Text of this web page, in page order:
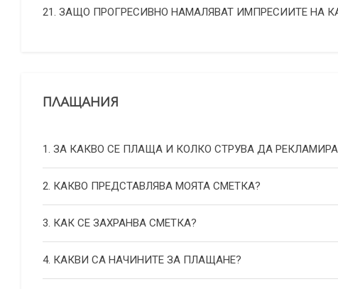
21. ЗАЩО ПРОГРЕСИВНО НАМАЛЯВАТ ИМПРЕСИИТЕ НА
ПЛАЩАНИЯ
1. ЗА КАКВО СЕ ПЛАЩА И КОЛКО СТРУВА ДА РЕКЛАМИРАМ
2. КАКВО ПРЕДСТАВЛЯВА МОЯТА СМЕТКА?
3. КАК СЕ ЗАХРАНВА СМЕТКА?
4. КАКВИ СА НАЧИНИТЕ ЗА ПЛАЩАНЕ?